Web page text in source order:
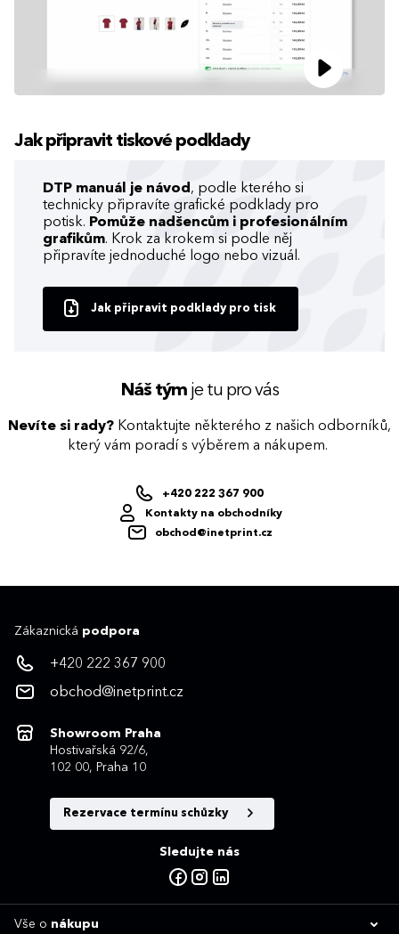
Jak připravit tiskové podklady
DTP manuál je návod , podle kterého si
technicky připravíte grafické podklady pro
potisk. Pomůže nadšencům i profesionálním
grafikům. Krok za krokem si podle něj
připravíte jednoduché logo nebo vizuál.
Jak připravit podklady pro tisk
Náš týmje tu pro vás
Nevíte si rady? Kontaktujte některého z našich odborníků,
který vám poradí s výběrem a nákupem.
+420 222 367 900
Kontakty na obchodníky
obchod@inetprint.cz
Zákaznická podpora
+420 222 367 900
obchod@inetprint.cz
Showroom Praha
Hostivařská 92/6,
102 00, Praha 10
Rezervace termínu schůzky
Sledujte nás
Vše o nákupu